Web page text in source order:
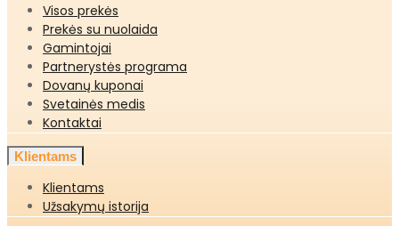
Visos prekės
Prekės su nuolaida
Gamintojai
Partnerystės programa
Dovanų kuponai
Svetainės medis
Kontaktai
Klientams
Klientams
Užsakymų istorija